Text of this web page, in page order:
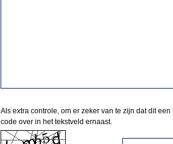
Als extra controle, om er zeker van te zijn dat dit
code over in het tekstveld ernaast.